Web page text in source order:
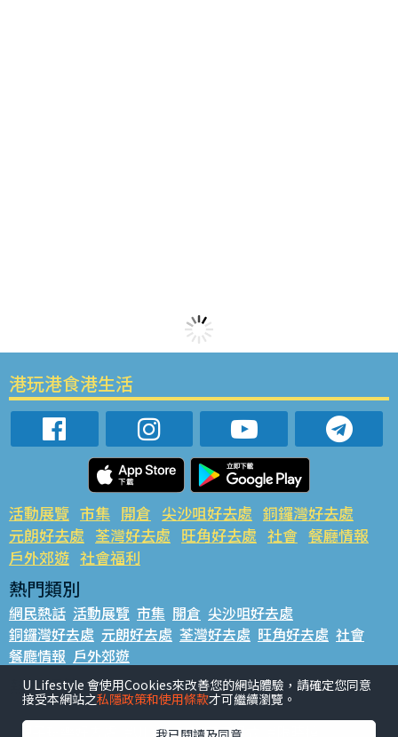
港玩港食港生活
活動展覽 市集 開倉 尖沙咀好去處 銅鑼灣好去處
元朗好去處 荃灣好去處 旺角好去處 社會 餐廳情報
戶外郊遊 社會福利
熱門類別
網民熱話 活動展覽 市集 開倉 尖沙咀好去處
銅鑼灣好去處 元朗好去處 荃灣好去處 旺角好去處 社會
餐廳情報 戶外郊遊
熱門標籤
#UGO搵好去處 #人氣活動推介 #美食社群熱話
#ULifestyle應用程式
U Lifestyle 會使用Cookies來改善您的網站體驗，請確定您同意
接受本網站之私隱政策和使用條款才可繼續瀏覽。